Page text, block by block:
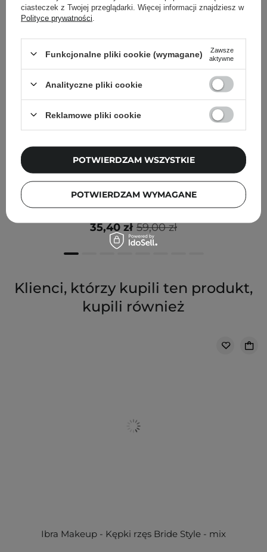
PROMOCJA
Unleashia - Satin Wear Healthy-Green Cushion - Wkład
+ Gąbeczka - Satynowy Podkład w Poduszce - 29N
59,00 zł
35,40 zł
Klienci, którzy kupili ten produkt,
kupili również
Ibra Makeup - Kępki rzęs Bride Style - mix
ciasteczek z Twojej przeglądarki. Więcej informacji znajdziesz w
Polityce prywatności
Funkcjonalne pliki cookie (wymagane)
Zawsze
aktywne
Analityczne pliki cookie
Reklamowe pliki cookie
POTWIERDZAM WYMAGANE
POTWIERDZAM WSZYSTKIE